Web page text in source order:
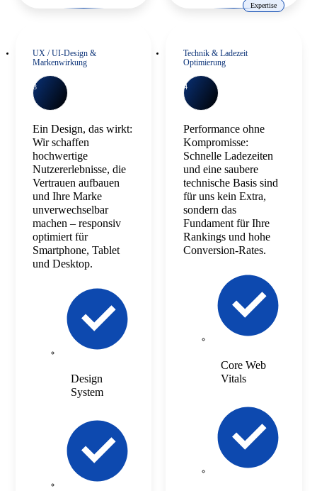
Expertise
UX / UI-Design &
Markenwirkung
3
Ein Design, das wirkt:
Wir schaffen
hochwertige
Nutzererlebnisse, die
Vertrauen aufbauen
und Ihre Marke
unverwechselbar
machen – responsiv
optimiert für
Smartphone, Tablet
und Desktop.
Design
System
Technik & Ladezeit
Optimierung
4
Performance ohne
Kompromisse:
Schnelle Ladezeiten
und eine saubere
technische Basis sind
für uns kein Extra,
sondern das
Fundament für Ihre
Rankings und hohe
Conversion-Rates.
Core Web
Vitals